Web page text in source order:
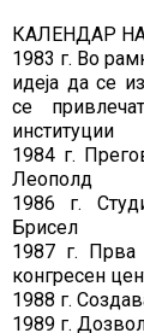
КАЛЕНДАР
1983 г. Во
идеја да се
се
институции
1984 г.
Леополд
1986 г.
Брисел
1987 г. Прва
конгресен
1988 г.
1989 г.